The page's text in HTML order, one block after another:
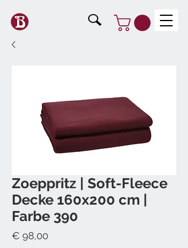
Zoeppritz | Soft-Fleece
Decke 160x200 cm |
Farbe 390
€ 98,00Preis